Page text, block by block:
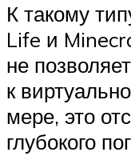
К такому
Life и
не
к
мере, это
глубокого